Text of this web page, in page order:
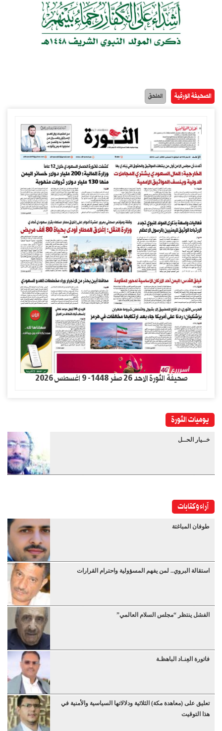
الصحيفة الورقية الملحق
صحيفة الثورة الاحد 26 صفر 1448- 9 اغسطس 2026
يوميات الثورة
خــيار الحــل
آراء وكتابات
طوفان المباغتة
استقالة البروي.. لمن يفهم المسؤولية واحترام القرارات
الفشل ينتظر “مجلس السلام العالمي”
فاتورة العِنـاد الباهظـة
تعليق على (معاهدة مكة) الثلاثية ودلالاتها السياسية والأمنية في
هذا التوقيت